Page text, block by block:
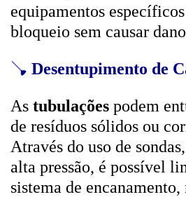
equipamentos
bloqueio sem causar
🪠 Desentupimento de
As tubulações podem
de resíduos sólidos ou
Através do uso de
alta pressão, é possível
sistema de encanamento,